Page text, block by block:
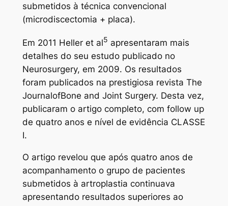
submetidos à técnica convencional
(microdiscectomia + placa).
Em 2011 Heller et al5 apresentaram mais
detalhes do seu estudo publicado no
Neurosurgery, em 2009. Os resultados
foram publicados na prestigiosa revista The
JournalofBone and Joint Surgery. Desta vez,
publicaram o artigo completo, com follow up
de quatro anos e nível de evidência CLASSE
I.
O artigo revelou que após quatro anos de
acompanhamento o grupo de pacientes
submetidos à artroplastia continuava
apresentando resultados superiores ao